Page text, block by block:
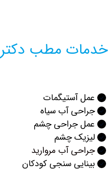
خدمات مطب
عمل آستیگمات
جراحی آب سیاه
عمل جراحی چشم
لیزیک چشم
جراحی آب مروارید
بینایی سنجی کودکان